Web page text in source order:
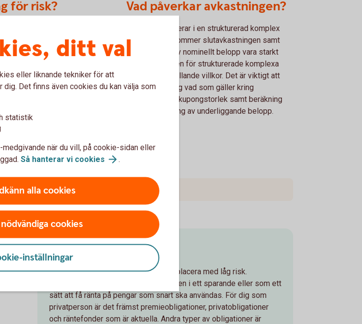
för risk?
gäller strukturerade komplexa
det en eller flera nya
på om både konstruktion samt
materialiseras eftersom dessa
kan skräddarsys på
Vad påverkar avkastningen?
När man investerar i en strukturerad komplex
obligation så kommer slutavkastningen samt
återbetalning av nominellt belopp vara starkt
beroende av den för strukturerade komplexa
obligationen gällande villkor. Det är viktigt att
vara påläst kring vad som gäller kring
kreditförluster, kupongstorlek samt beräkning
och återbetalning av underliggande belopp.
Ränteplaceringar
Ränteplaceringar passar dig som vill placera med låg risk.
Ränteplaceringar är lämpliga som basen i ett sparande eller som ett
sätt att få ränta på pengar som snart ska användas. För dig som
privatperson är det främst premieobligationer, privatobligationer
och räntefonder som är aktuella. Andra typer av obligationer är
ditt val
eller liknande tekniker för att
Det finns även cookies du kan välja som
statistik
när du vill, på cookie-sidan eller
Så hanterar vi cookies .
alla cookies
cookies
inställningar